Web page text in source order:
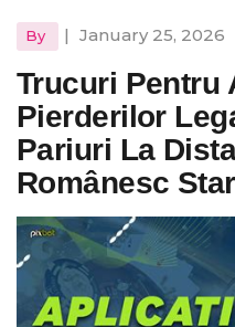
By | January 25, 2026
Trucuri Pentru
Pierderilor
Pariuri La
Românesc